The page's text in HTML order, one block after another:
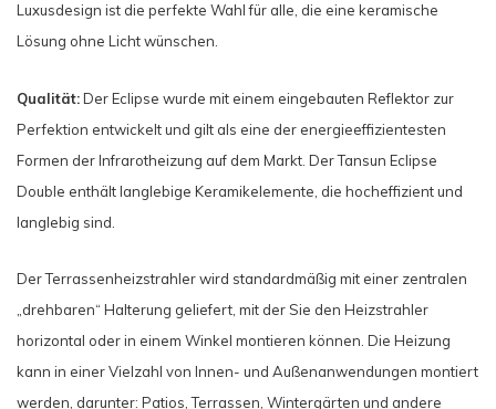
Luxusdesign ist die perfekte Wahl für alle, die eine keramische
Lösung ohne Licht wünschen.
Qualität:Der Eclipse wurde mit einem eingebauten Reflektor zur
Perfektion entwickelt und gilt als eine der energieeffizientesten
Formen der Infrarotheizung auf dem Markt. Der Tansun Eclipse
Double enthält langlebige Keramikelemente, die hocheffizient und
langlebig sind.
Der Terrassenheizstrahler wird standardmäßig mit einer zentralen
„drehbaren“ Halterung geliefert, mit der Sie den Heizstrahler
horizontal oder in einem Winkel montieren können. Die Heizung
kann in einer Vielzahl von Innen- und Außenanwendungen montiert
werden, darunter: Patios, Terrassen, Wintergärten und andere